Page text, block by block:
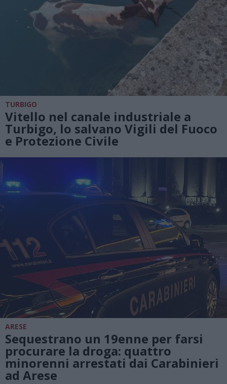
TURBIGO
Vitello nel canale industriale a
Turbigo, lo salvano Vigili del Fuoco
e Protezione Civile
ARESE
Sequestrano un 19enne per farsi
procurare la droga: quattro
minorenni arrestati dai Carabinieri
ad Arese